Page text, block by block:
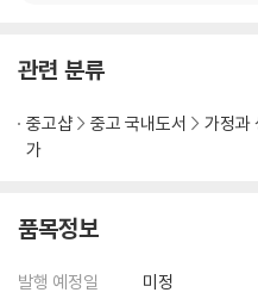
2. Chef 샘킴
앤초비파스타
Mr.콩chu
로맨티스튜
마이 러블리 튀밥
달.고.나 (달콤한 고기 나들이)
관련 분류
중고샵 중고 국내도서 가정과
가
품목정보
발행 예정일
미정